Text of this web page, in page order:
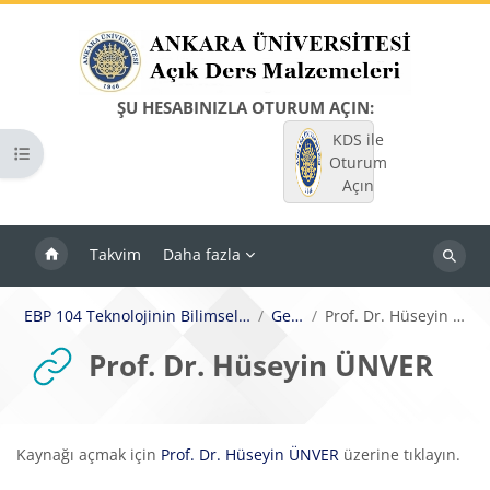
ŞU HESABINIZLA OTURUM AÇIN:
KDS ile
Oturum
Açın
Takvim Daha fazla
Dersleri
Kurs dizinini aç
EBP 104 Teknolojinin Bilimsel İlkeleri II Genel Prof. Dr. Hüseyin ÜNVER
Prof. Dr. Hüseyin ÜNVER
Tamamlama Gereklilikleri
Kaynağı açmak için Prof. Dr. Hüseyin ÜNVER üzerine tıklayın.